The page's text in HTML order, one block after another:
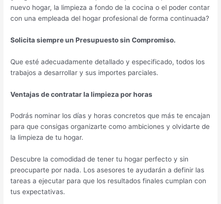
nuevo hogar, la limpieza a fondo de la cocina o el poder contar
con una empleada del hogar profesional de forma continuada?
Solicita siempre un Presupuesto sin Compromiso.
Que esté adecuadamente detallado y especificado, todos los
trabajos a desarrollar y sus importes parciales.
Ventajas de contratar la limpieza por horas
Podrás nominar los días y horas concretos que más te encajan
para que consigas organizarte como ambiciones y olvidarte de
la limpieza de tu hogar.
Descubre la comodidad de tener tu hogar perfecto y sin
preocuparte por nada. Los asesores te ayudarán a definir las
tareas a ejecutar para que los resultados finales cumplan con
tus expectativas.